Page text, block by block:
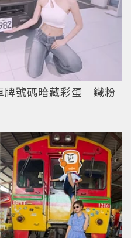
牌號碼暗藏彩蛋 鐵粉